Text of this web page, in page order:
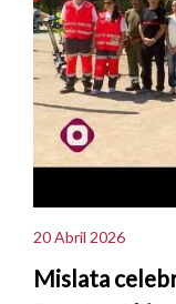
20 Abril 2026
Mislata